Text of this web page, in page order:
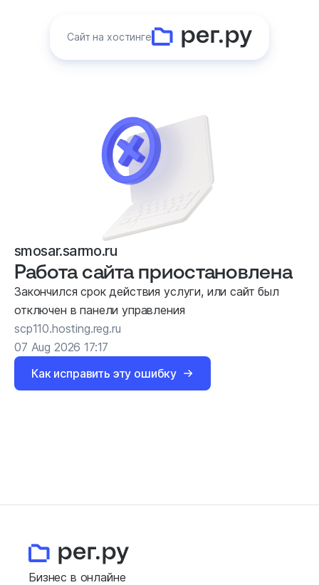
Сайт на хостинге
smosar.sarmo.ru
Работа сайта приостановлена
Закончился срок действия услуги, или сайт был
отключен в панели управления
scp110.hosting.reg.ru
07 Aug 2026 17:17
Как исправить эту ошибку
Бизнес в онлайне